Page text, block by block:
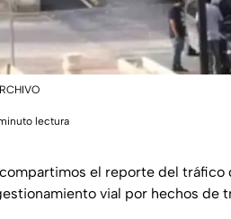
lectura
el reporte del tráfico
vial por hechos de